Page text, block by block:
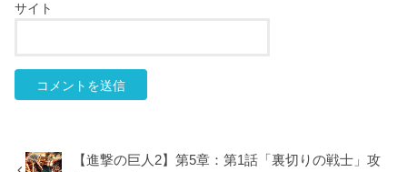
サイト
【進撃の巨人2】第5章：第1話「裏切りの戦士」攻